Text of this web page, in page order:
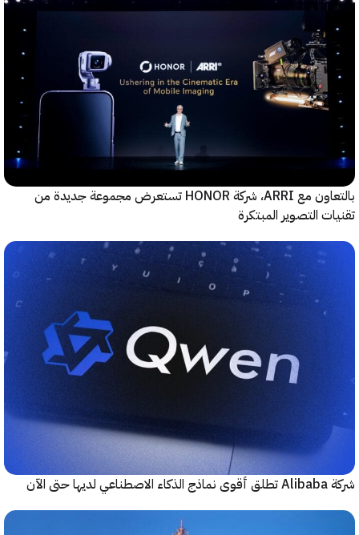
بالتعاون مع ARRI، شركة HONOR تستعرض مجموعة جديدة من
التصوير المبتكرة